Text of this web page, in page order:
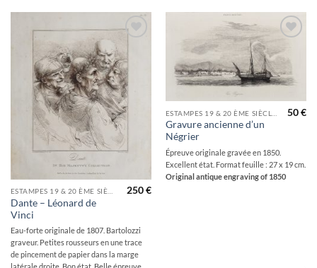
Ajouter
à la
wishlist
Dante – Léonard de
Vinci
250€
Eau-forte originale de 1807. Bartolozzi
graveur. Petites rousseurs en une trace
de pincement de papier dans la marge
à la
wishlist
Gravure ancienne d’un
Négrier
50€
Épreuve originale gravée en 1850.
Excellent état. Format feuille : 27 x 19 cm.
Original antique engraving of 1850